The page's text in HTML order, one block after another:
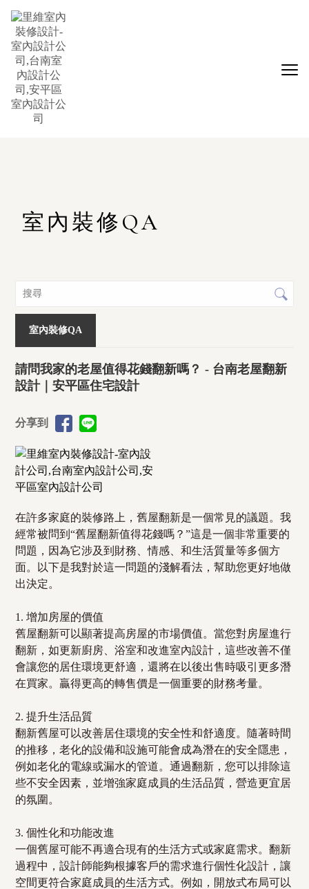
室內裝修QA
室內裝修QA
請問我家的老屋值得花錢翻新嗎？ - 台南老屋翻新
設計｜安平區住宅設計
分享到
在許多家庭的裝修路上，舊屋翻新是一個常見的議題。我
經常被問到“舊屋翻新值得花錢嗎？”這是一個非常重要的
問題，因為它涉及到財務、情感、和生活質量等多個方
面。以下是我對於這一問題的淺解看法，幫助您更好地做
出決定。
1. 增加房屋的價值
舊屋翻新可以顯著提高房屋的市場價值。當您對房屋進行
翻新，如更新廚房、浴室和改進室內設計，這些改善不僅
會讓您的居住環境更舒適，還將在以後出售時吸引更多潛
在買家。贏得更高的轉售價是一個重要的財務考量。
2. 提升生活品質
翻新舊屋可以改善居住環境的安全性和舒適度。隨著時間
的推移，老化的設備和設施可能會成為潛在的安全隱患，
例如老化的電線或漏水的管道。通過翻新，您可以排除這
些不安全因素，並增強家庭成員的生活品質，營造更宜居
的氛圍。
3. 個性化和功能改進
一個舊屋可能不再適合現有的生活方式或家庭需求。翻新
過程中，設計師能夠根據客戶的需求進行個性化設計，讓
空間更符合家庭成員的生活方式。例如，開放式布局可以